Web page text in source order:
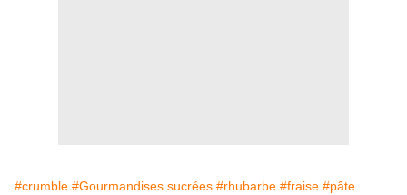
#crumble #Gourmandises sucrées #rhubarbe #fraise #pâte